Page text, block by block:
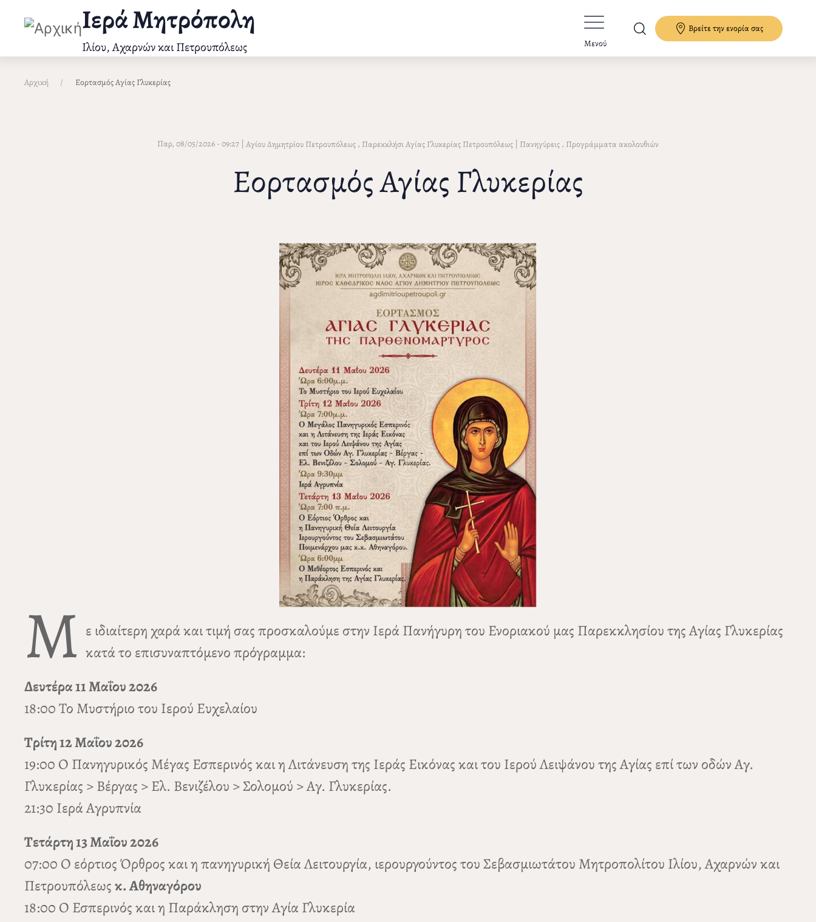
Ιερά Μητρόπολη
Ιλίου, Αχαρνών και Πετρουπόλεως Μενού
Βρείτε την ενορία σας
Αρχική Εορτασμός Αγίας Γλυκερίας
Παρ, 08/05/2026 - 09:27 | Αγίου Δημητρίου Πετρουπόλεως , Παρεκκλήσι Αγίας Γλυκερίας Πετρουπόλεως | Πανηγύρεις , Προγράμματα ακολουθιών
Εορτασμός Αγίας Γλυκερίας
Μ ε ιδιαίτερη χαρά και τιμή σας προσκαλούμε στην Ιερά Πανήγυρη του Ενοριακού μας Παρεκκλησίου της Αγίας Γλυκερίας
κατά το επισυναπτόμενο πρόγραμμα:
Δευτέρα 11 Μαΐου 2026
18:00 Το Μυστήριο του Ιερού Ευχελαίου
Τρίτη 12 Μαΐου 2026
19:00 Ο Πανηγυρικός Μέγας Εσπερινός και η Λιτάνευση της Ιεράς Εικόνας και του Ιερού Λειψάνου της Αγίας επί των οδών Αγ.
Γλυκερίας > Βέργας > Ελ. Βενιζέλου > Σολομού > Αγ. Γλυκερίας.
21:30 Ιερά Αγρυπνία
Τετάρτη 13 Μαΐου 2026
07:00 Ο εόρτιος Όρθρος και η πανηγυρική Θεία Λειτουργία, ιερουργούντος του Σεβασμιωτάτου Μητροπολίτου Ιλίου, Αχαρνών και
Πετρουπόλεωςκ. Αθηναγόρου
18:00 Ο Εσπερινός και η Παράκληση στην Αγία Γλυκερία